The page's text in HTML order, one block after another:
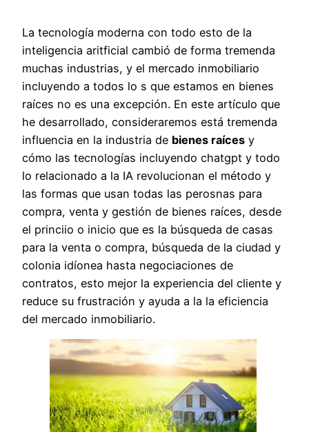
La tecnología moderna con todo esto de la
inteligencia aritficial cambió de forma tremenda
muchas industrias, y el mercado inmobiliario
incluyendo a todos lo s que estamos en bienes
raíces no es una excepción. En este artículo que
he desarrollado, consideraremos está tremenda
influencia en la industria de bienes raíces y
cómo las tecnologías incluyendo chatgpt y todo
lo relacionado a la IA revolucionan el método y
las formas que usan todas las perosnas para
compra, venta y gestión de bienes raíces, desde
el princiio o inicio que es la búsqueda de casas
para la venta o compra, búsqueda de la ciudad y
colonia idíonea hasta negociaciones de
contratos, esto mejor la experiencia del cliente y
reduce su frustración y ayuda a la la eficiencia
del mercado inmobiliario.